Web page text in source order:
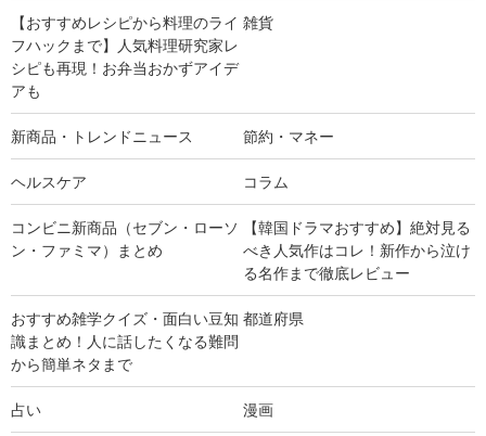
【おすすめレシピから料理のライ
フハックまで】人気料理研究家レ
シピも再現！お弁当おかずアイデ
アも
雑貨
新商品・トレンドニュース 節約・マネー
ヘルスケア コラム
コンビニ新商品（セブン・ローソ
ン・ファミマ）まとめ
【韓国ドラマおすすめ】絶対見る
べき人気作はコレ！新作から泣け
る名作まで徹底レビュー
おすすめ雑学クイズ・面白い豆知
識まとめ！人に話したくなる難問
から簡単ネタまで
都道府県
占い 漫画